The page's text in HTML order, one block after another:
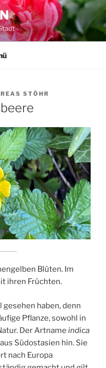
STÖHR
Blüten. Im
ihren Früchten.
haben, denn
Pflanze, sowohl in
Der Artname indica
Südostasien hin. Sie
nach Europa